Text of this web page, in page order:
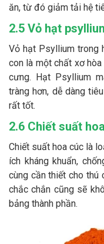
ăn, từ đó giảm tải hệ
2.5 Vỏ hạt
Vỏ hạt Psyllium trong
con là một chất xơ
cưng. Hạt Psyllium
tràng hơn, dễ dàng
rất tốt.
2.6 Chiết suất
Chiết suất hoa cúc là
ích kháng khuẩn,
cùng cần thiết cho thú
chắc chắn cũng sẽ
bảng thành phần.